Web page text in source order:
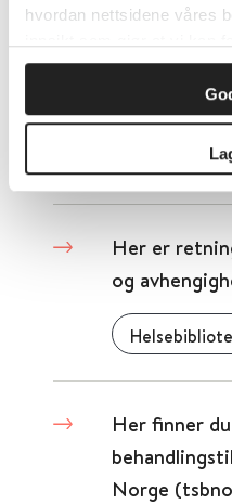
hvordan nettsidene våres
Her er
du kan
Her er
og
Her finner
Norge